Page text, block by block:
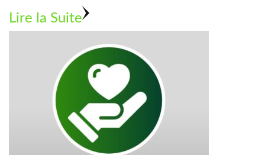
Lire la Suite